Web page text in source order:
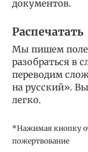
документов.
Распечатать
Мы пишем
разобраться в
переводим
на русский».
легко.
*Нажимая кнопку
пожертвование